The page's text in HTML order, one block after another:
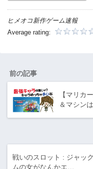
ヒメオコ新作ゲーム速報
Average rating:
前の記事
【マリカ
＆マシン
戦いのスロット : ジャッ
ムの女がなんかエ…